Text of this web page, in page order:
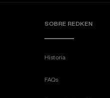
SOBRE REDKEN
Historia
FAQs